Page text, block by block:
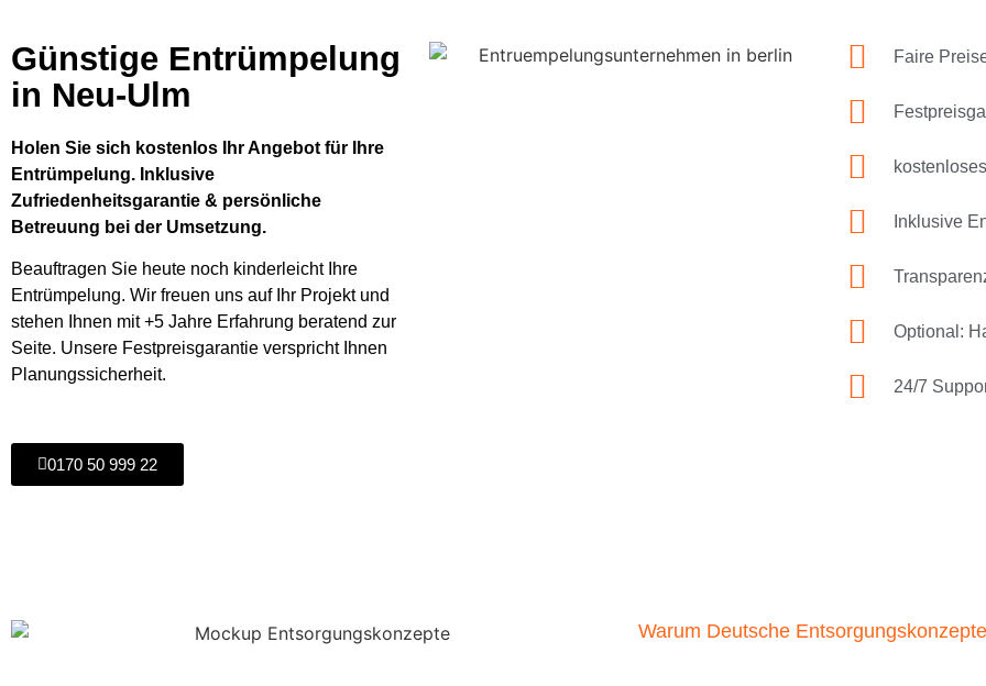
Günstige Entrümpelung
in Neu-Ulm
Holen Sie sich kostenlos Ihr Angebot für Ihre
Entrümpelung. Inklusive
Zufriedenheitsgarantie & persönliche
Betreuung bei der Umsetzung.
Beauftragen Sie heute noch kinderleicht Ihre
Entrümpelung. Wir freuen uns auf Ihr Projekt und
stehen Ihnen mit +5 Jahre Erfahrung beratend zur
Seite. Unsere Festpreisgarantie verspricht Ihnen
Planungssicherheit.
0170 50 999 22
Faire
Inklusive
Optional:
24/7
Warum Deutsche Entsorgungskonzepte